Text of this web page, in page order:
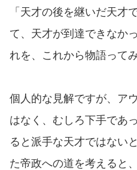
「天才の後を継いだ天才
て、天才が到達できなか
れを、これから物語って
個人的な見解ですが、ア
はなく、むしろ下手であ
ると派手な天才ではない
た帝政への道を考えると